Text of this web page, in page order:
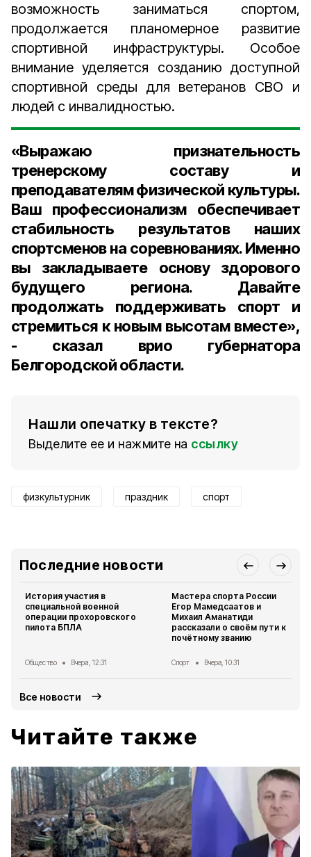
возможность заниматься спортом,
продолжается планомерное развитие
спортивной инфраструктуры. Особое
внимание уделяется созданию доступной
спортивной среды для ветеранов СВО и
людей с инвалидностью.
«Выражаю признательность
тренерскому составу и
преподавателям физической культуры.
Ваш профессионализм обеспечивает
стабильность результатов наших
спортсменов на соревнованиях. Именно
вы закладываете основу здорового
будущего региона. Давайте
продолжать поддерживать спорт и
стремиться к новым высотам вместе»,
- сказал врио губернатора
Белгородской области.
Нашли опечатку в тексте?
Выделите ее и нажмите на ссылку
физкультурник праздник спорт
Последние новости
История участия в
специальной военной
операции прохоровского
пилота БПЛА
Общество Вчера, 12:31
Мастера спорта России
Егор Мамедсаатов и
Михаил Аманатиди
рассказали о своём пути к
почётному званию
Спорт Вчера, 10:31
Все новости
Читайте также